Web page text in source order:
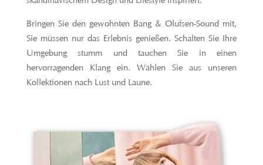
Bringen Sie den gewohnten Bang & Olufsen-Sound mit,
Sie müssen nur das Erlebnis genießen. Schalten Sie Ihre
Umgebung stumm und tauchen Sie in einen
hervorragenden Klang ein. Wählen Sie aus unseren
Kollektionen nach Lust und Laune.